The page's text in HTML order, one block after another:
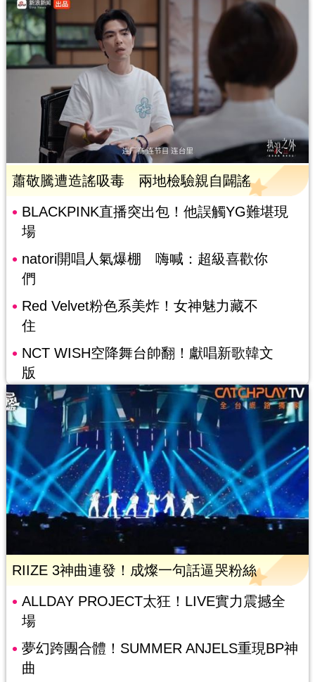
蕭敬騰遭造謠吸毒 兩地檢驗親自闢謠
BLACKPINK直播突出包！他誤觸YG難堪現
場
natori開唱人氣爆棚 嗨喊：超級喜歡你
們
Red Velvet粉色系美炸！女神魅力藏不
住
NCT WISH空降舞台帥翻！獻唱新歌韓文
版
RIIZE 3神曲連發！成燦一句話逼哭粉絲
ALLDAY PROJECT太狂！LIVE實力震撼全
場
夢幻跨團合體！SUMMER ANJELS重現BP神
曲